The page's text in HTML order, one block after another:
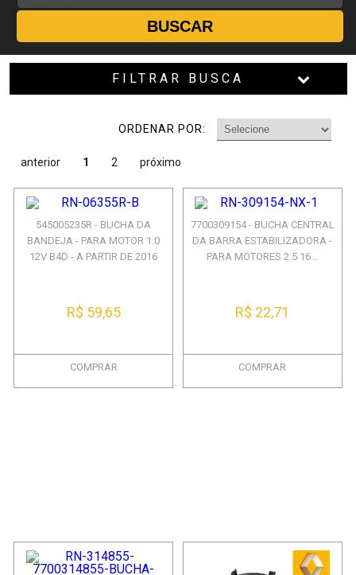
BUSCAR
FILTRAR BUSCA
ORDENAR POR:
anterior 1 2 próximo
545005235R - BUCHA DA
BANDEJA - PARA MOTOR 1.0
12V B4D - A PARTIR DE 2016
R$ 59,65
COMPRAR
7700309154 - BUCHA CENTRAL
DA BARRA ESTABILIZADORA -
PARA MOTORES 2.5 16...
R$ 22,71
COMPRAR